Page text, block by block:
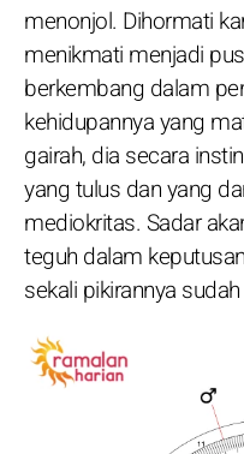
menonjol. Dihormati
menikmati menjadi
berkembang dalam
kehidupannya yang
gairah, dia secara
yang tulus dan yang
mediokritas. Sadar
teguh dalam
sekali pikirannya